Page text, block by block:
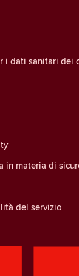
i dati sanitari dei
in materia di
del servizio